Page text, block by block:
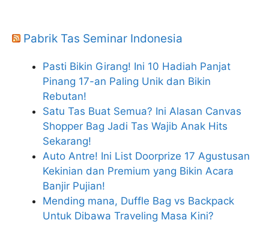
Pabrik Tas Seminar Indonesia
Pasti Bikin Girang! Ini 10 Hadiah Panjat
Pinang 17-an Paling Unik dan Bikin
Rebutan!
Satu Tas Buat Semua? Ini Alasan Canvas
Shopper Bag Jadi Tas Wajib Anak Hits
Sekarang!
Auto Antre! Ini List Doorprize 17 Agustusan
Kekinian dan Premium yang Bikin Acara
Banjir Pujian!
Mending mana, Duffle Bag vs Backpack
Untuk Dibawa Traveling Masa Kini?